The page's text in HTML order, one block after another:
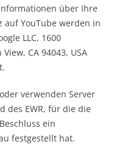
über Ihre
auf YouTube werden in
LLC, 1600
CA 94043, USA
verwenden Server
des EWR, für die die
ein
festgestellt hat.